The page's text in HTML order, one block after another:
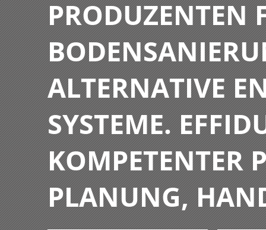
PRODUZENTEN
ALTERNATIVE
SYSTEME.
KOMPETENTER
PLANUNG,